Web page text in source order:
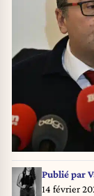
Publié par
14 février